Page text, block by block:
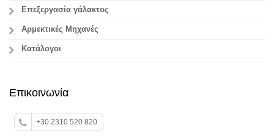
Επεξεργασία γάλακτος
Aρμεκτικές Μηχανές
Κατάλογοι
Επικοινωνία
+30 2310 520 820